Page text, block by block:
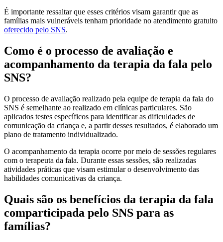
É importante ressaltar que esses critérios visam garantir que as
famílias mais vulneráveis tenham prioridade no atendimento gratuito
oferecido pelo SNS.
Como é o processo de avaliação e
acompanhamento da terapia da fala pelo
SNS?
O processo de avaliação realizado pela equipe de terapia da fala do
SNS é semelhante ao realizado em clínicas particulares. São
aplicados testes específicos para identificar as dificuldades de
comunicação da criança e, a partir desses resultados, é elaborado um
plano de tratamento individualizado.
O acompanhamento da terapia ocorre por meio de sessões regulares
com o terapeuta da fala. Durante essas sessões, são realizadas
atividades práticas que visam estimular o desenvolvimento das
habilidades comunicativas da criança.
Quais são os benefícios da terapia da fala
comparticipada pelo SNS para as
famílias?